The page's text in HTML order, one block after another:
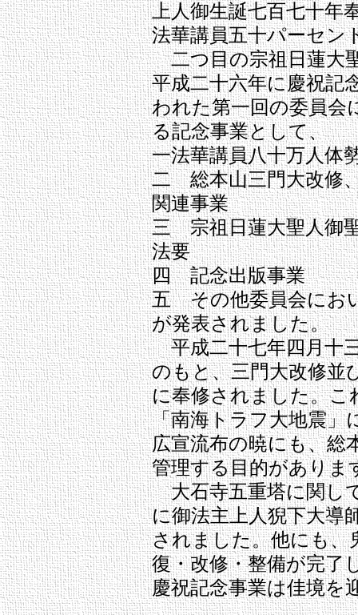
上人御生誕七百七十年
法華講員五十パーセン
二つ目の宗祖日蓮大
平成二十六年に慶祝記
われた第一回の委員会
る記念事業として、
一法華講員八十万人体
二 総本山三門大改修
関連事業
三 宗祖日蓮大聖人御
法要
四 記念出版事業
五 その他委員会にお
が発表されました。
平成二十七年四月十
のもと、三門大改修並
に奉修されました。こ
「南海トラフ大地震」
広宣流布の暁にも、総
管理する目的がありま
大石寺五重塔に関し
に御法主上人猊下大導
されました。他にも、
復・改修・整備が完了
慶祝記念事業は佳境を